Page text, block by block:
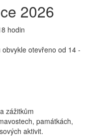
2026
hodin
otevřeno od 14 -
zážitkům
památkách,
aktivit.